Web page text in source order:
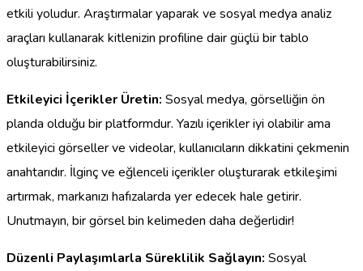
etkili yoludur. Araştırmalar yaparak ve sosyal medya analiz
araçları kullanarak kitlenizin profiline dair güçlü bir tablo
oluşturabilirsiniz.
Etkileyici İçerikler Üretin: Sosyal medya, görselliğin ön
planda olduğu bir platformdur. Yazılı içerikler iyi olabilir ama
etkileyici görseller ve videolar, kullanıcıların dikkatini çekmenin
anahtarıdır. İlginç ve eğlenceli içerikler oluşturarak etkileşimi
artırmak, markanızı hafızalarda yer edecek hale getirir.
Unutmayın, bir görsel bin kelimeden daha değerlidir!
Düzenli Paylaşımlarla Süreklilik Sağlayın: Sosyal